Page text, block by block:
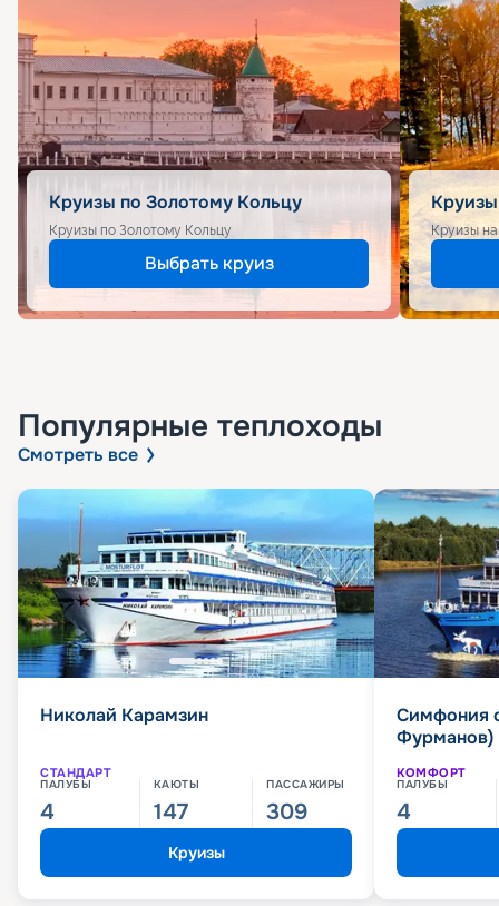
Круизы по Золотому Кольцу
Круизы по Золотому Кольцу
Выбрать круиз
Круизы
Популярные теплоходы
Смотреть все
Николай Карамзин
СТАНДАРТ
ПАЛУБЫ
4
КАЮТЫ
147
ПАССАЖИРЫ
309
Круизы
Симфония
Фурманов)
КОМФОРТ
ПАЛУБЫ
4